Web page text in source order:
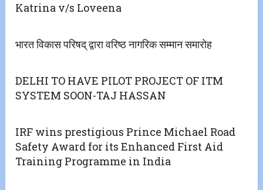
Katrina v/s Loveena
भारत विकास परिषद् द्वारा वरिष्ठ नागरिक सम्मान समारोह
DELHI TO HAVE PILOT PROJECT OF ITM
SYSTEM SOON-TAJ HASSAN
IRF wins prestigious Prince Michael Road
Safety Award for its Enhanced First Aid
Training Programme in India